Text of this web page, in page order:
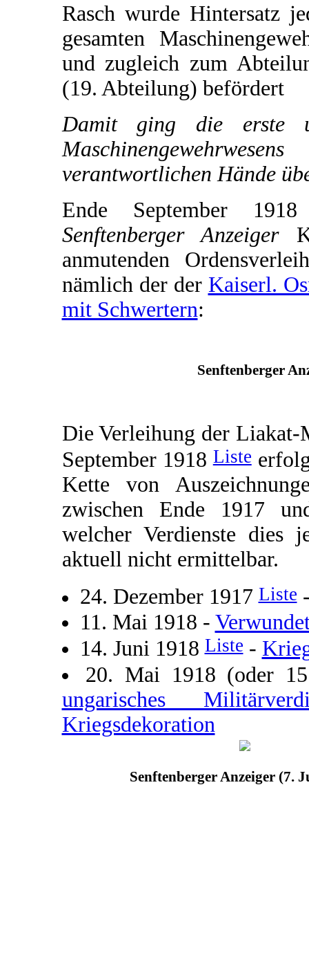
Rasch wurde Hintersatz
gesamten
und zugleich zum
(19. Abteilung) befördert
Damit ging die erste
verantwortlichen Hände
Ende September
Senftenberger Anzeiger
anmutenden
nämlich der der Kaiserl.
mit Schwertern:
Senftenberger
Die Verleihung der Liakat-
September 1918Liste
Kette von
zwischen Ende 1917
welcher Verdienste dies
aktuell nicht ermittelbar.
24. Dezember 1917Liste
11. Mai 1918 -
14. Juni 1918Liste-
20. Mai 1918 (oder
ungarisches
Kriegsdekoration
Senftenberger Anzeiger (7.